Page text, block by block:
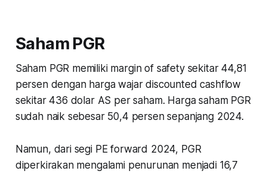
Saham PGR
Saham PGR memiliki margin of safety sekitar 44,81
persen dengan harga wajar discounted cashflow
sekitar 436 dolar AS per saham. Harga saham PGR
sudah naik sebesar 50,4 persen sepanjang 2024.
Namun, dari segi PE forward 2024, PGR
diperkirakan mengalami penurunan menjadi 16,7